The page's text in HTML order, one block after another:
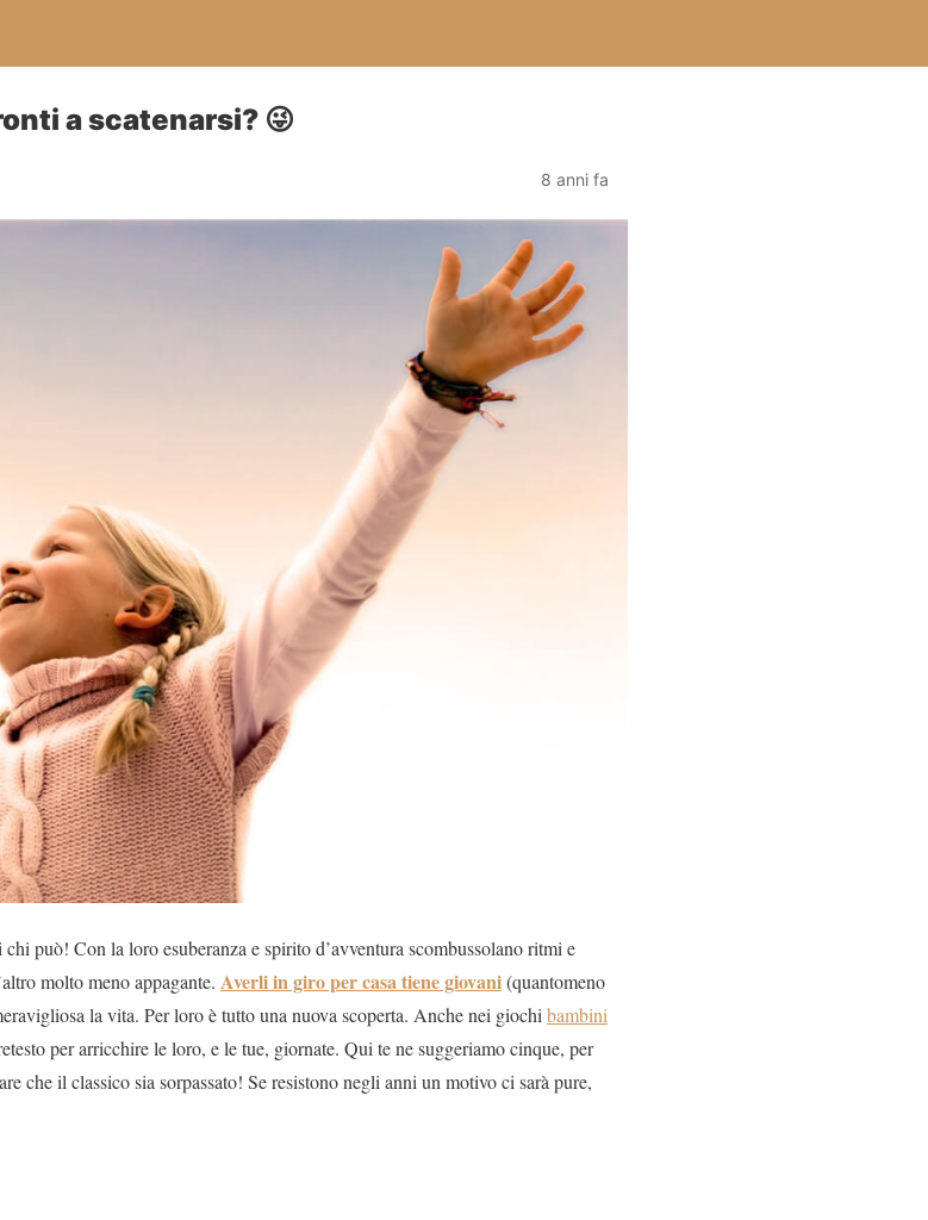
a scatenarsi? 😜
8 anni fa
può! Con la loro esuberanza e spirito d’avventura scombussolano ritmi e
molto meno appagante. Averli in giro per casa tiene giovani(quantomeno
la vita. Per loro è tutto una nuova scoperta. Anche nei giochibambini
per arricchire le loro, e le tue, giornate. Qui te ne suggeriamo cinque, per
che il classico sia sorpassato! Se resistono negli anni un motivo ci sarà pure,